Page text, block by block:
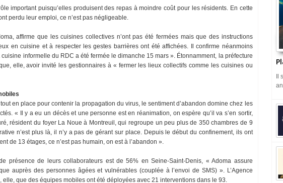
important puisqu’elles produisent des repas à moindre coût pour les résidents. En cette
perdu leur emploi, ce n’est pas négligeable.
affirme que les cuisines collectives n’ont pas été fermées mais que des instructions
en cuisine et à respecter les gestes barrières ont été affichées. Il confirme néanmoins
cuisine informelle du RDC a été fermée le dimanche 15 mars ». Étonnamment, la préfecture
elle, avoir invité les gestionnaires à « fermer les lieux collectifs comme les cuisines ou
en place pour contenir la propagation du virus, le sentiment d’abandon domine chez les
« Il y a eu un décès et une personne est en réanimation, on espère qu’il va s’en sortir,
résident du foyer La Noue à Montreuil, qui regroupe un peu plus de 350 chambres de 9
n’est plus là, il n’y a pas de gérant sur place. Depuis le début du confinement, ils ont
de 13 étages, ce n’est pas humain, on est à l’abandon ».
présence de leurs collaborateurs est de 56% en Seine-Saint-Denis, « Adoma assure
auprès des personnes âgées et vulnérables (couplée à l’envoi de SMS) ». L’Agence
que des équipes mobiles ont été déployées avec 21 interventions dans le 93.
Il